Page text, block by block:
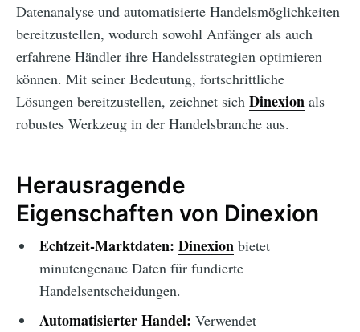
Datenanalyse und automatisierte Handelsmöglichkeiten
bereitzustellen, wodurch sowohl Anfänger als auch
erfahrene Händler ihre Handelsstrategien optimieren
können. Mit seiner Bedeutung, fortschrittliche
Lösungen bereitzustellen, zeichnet sich Dinexion als
robustes Werkzeug in der Handelsbranche aus.
Herausragende
Eigenschaften von Dinexion
Echtzeit-Marktdaten: Dinexionbietet
minutengenaue Daten für fundierte
Handelsentscheidungen.
Automatisierter Handel: Verwendet